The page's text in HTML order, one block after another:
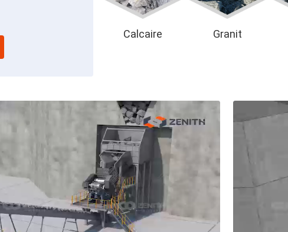
Calcaire Granit